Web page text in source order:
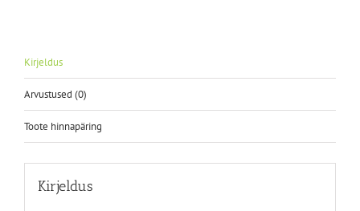
Kirjeldus
Arvustused (0)
Toote hinnapäring
Kirjeldus